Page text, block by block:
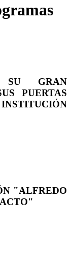
SU GRAN
PUERTAS
"ALFREDO